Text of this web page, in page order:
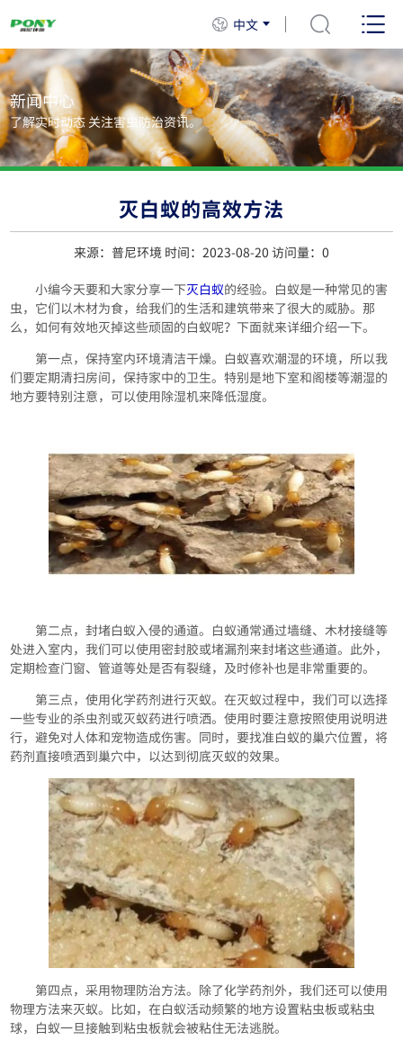
中文
新闻中心
了解实时动态 关注害虫防治资讯。
灭白蚁的高效方法
来源：普尼环境 时间：2023-08-20 访问量： 0
小编今天要和大家分享一下灭白蚁的经验。白蚁是一种常见的害
虫，它们以木材为食，给我们的生活和建筑带来了很大的威胁。那
么，如何有效地灭掉这些顽固的白蚁呢？下面就来详细介绍一下。
第一点，保持室内环境清洁干燥。白蚁喜欢潮湿的环境，所以我
们要定期清扫房间，保持家中的卫生。特别是地下室和阁楼等潮湿的
地方要特别注意，可以使用除湿机来降低湿度。
第二点，封堵白蚁入侵的通道。白蚁通常通过墙缝、木材接缝等
处进入室内，我们可以使用密封胶或堵漏剂来封堵这些通道。此外，
定期检查门窗、管道等处是否有裂缝，及时修补也是非常重要的。
第三点，使用化学药剂进行灭蚁。在灭蚁过程中，我们可以选择
一些专业的杀虫剂或灭蚁药进行喷洒。使用时要注意按照使用说明进
行，避免对人体和宠物造成伤害。同时，要找准白蚁的巢穴位置，将
药剂直接喷洒到巢穴中，以达到彻底灭蚁的效果。
第四点，采用物理防治方法。除了化学药剂外，我们还可以使用
物理方法来灭蚁。比如，在白蚁活动频繁的地方设置粘虫板或粘虫
球，白蚁一旦接触到粘虫板就会被粘住无法逃脱。